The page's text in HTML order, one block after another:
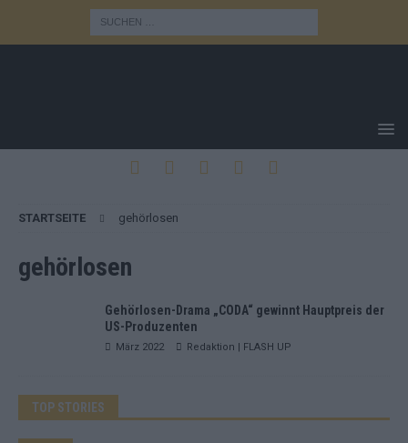
STARTSEITE gehörlosen
gehörlosen
Gehörlosen-Drama „CODA“ gewinnt Hauptpreis der
US-Produzenten
März 2022 Redaktion | FLASH UP
TOP STORIES